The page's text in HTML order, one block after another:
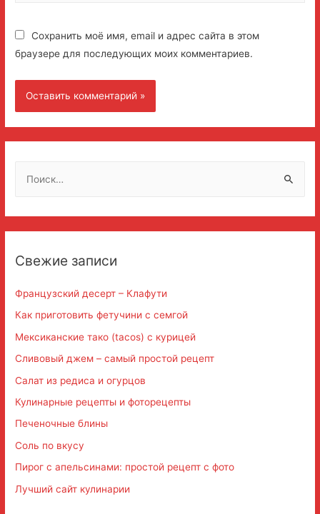
Сохранить моё имя, email и адрес сайта в этом
браузере для последующих моих комментариев.
:Свежие записи
Французский десерт – Клафути
Как приготовить фетучини с семгой
Мексиканские тако (tacos) с курицей
Сливовый джем – самый простой рецепт
Салат из редиса и огурцов
Кулинарные рецепты и фоторецепты
Печеночные блины
Соль по вкусу
Пирог с апельсинами: простой рецепт с фото
Лучший сайт кулинарии